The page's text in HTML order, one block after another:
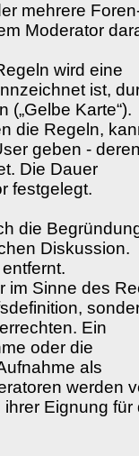
mehrere
Moderator
wird eine
ist,
(„Gelbe Karte“).
die Regeln,
geben -
Die Dauer
festgelegt.
die
Diskussion.
im Sinne des
Ein
oder die
als
werden
Eignung für